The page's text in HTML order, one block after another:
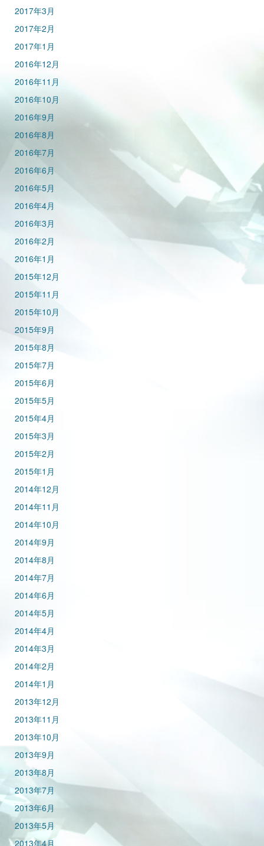
2017年3月
2017年2月
2017年1月
2016年12月
2016年11月
2016年10月
2016年9月
2016年8月
2016年7月
2016年6月
2016年5月
2016年4月
2016年3月
2016年2月
2016年1月
2015年12月
2015年11月
2015年10月
2015年9月
2015年8月
2015年7月
2015年6月
2015年5月
2015年4月
2015年3月
2015年2月
2015年1月
2014年12月
2014年11月
2014年10月
2014年9月
2014年8月
2014年7月
2014年6月
2014年5月
2014年4月
2014年3月
2014年2月
2014年1月
2013年12月
2013年11月
2013年10月
2013年9月
2013年8月
2013年7月
2013年6月
2013年5月
2013年4月